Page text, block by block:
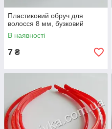
Пластиковий обруч для
волосся 8 мм, бузковий
В наявності
7 ₴